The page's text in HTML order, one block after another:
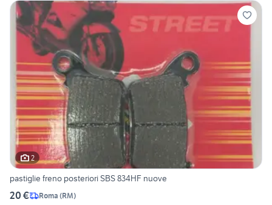
2
pastiglie freno posteriori SBS 834HF nuove
20 € Roma (RM)